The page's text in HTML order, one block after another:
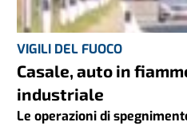
VIGILI DEL FUOCO
Casale, auto in
industriale
Le operazioni di